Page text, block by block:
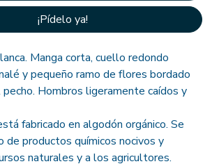
¡Pídelo ya!
Manga corta, cuello redondo
y pequeño ramo de flores bordado
Hombros ligeramente caídos y
fabricado en algodón orgánico. Se
de productos químicos nocivos y
naturales y a los agricultores.